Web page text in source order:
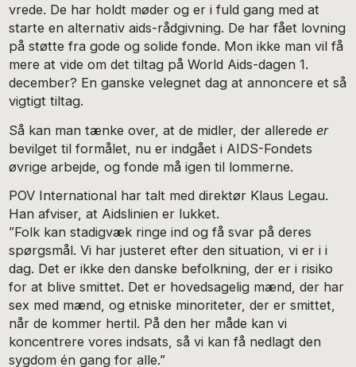
vrede. De har holdt møder og er i fuld gang med at
starte en alternativ aids-rådgivning. De har fået lovning
på støtte fra gode og solide fonde. Mon ikke man vil få
mere at vide om det tiltag på World Aids-dagen 1.
december? En ganske velegnet dag at annoncere et så
vigtigt tiltag.
Så kan man tænke over, at de midler, der alleredeer
bevilget til formålet, nu er indgået i AIDS-Fondets
øvrige arbejde, og fonde må igen til lommerne.
POV International har talt med direktør Klaus Legau.
Han afviser, at Aidslinien er lukket.
”Folk kan stadigvæk ringe ind og få svar på deres
spørgsmål. Vi har justeret efter den situation, vi er i i
dag. Det er ikke den danske befolkning, der er i risiko
for at blive smittet. Det er hovedsagelig mænd, der har
sex med mænd, og etniske minoriteter, der er smittet,
når de kommer hertil. På den her måde kan vi
koncentrere vores indsats, så vi kan få nedlagt den
sygdom én gang for alle.”